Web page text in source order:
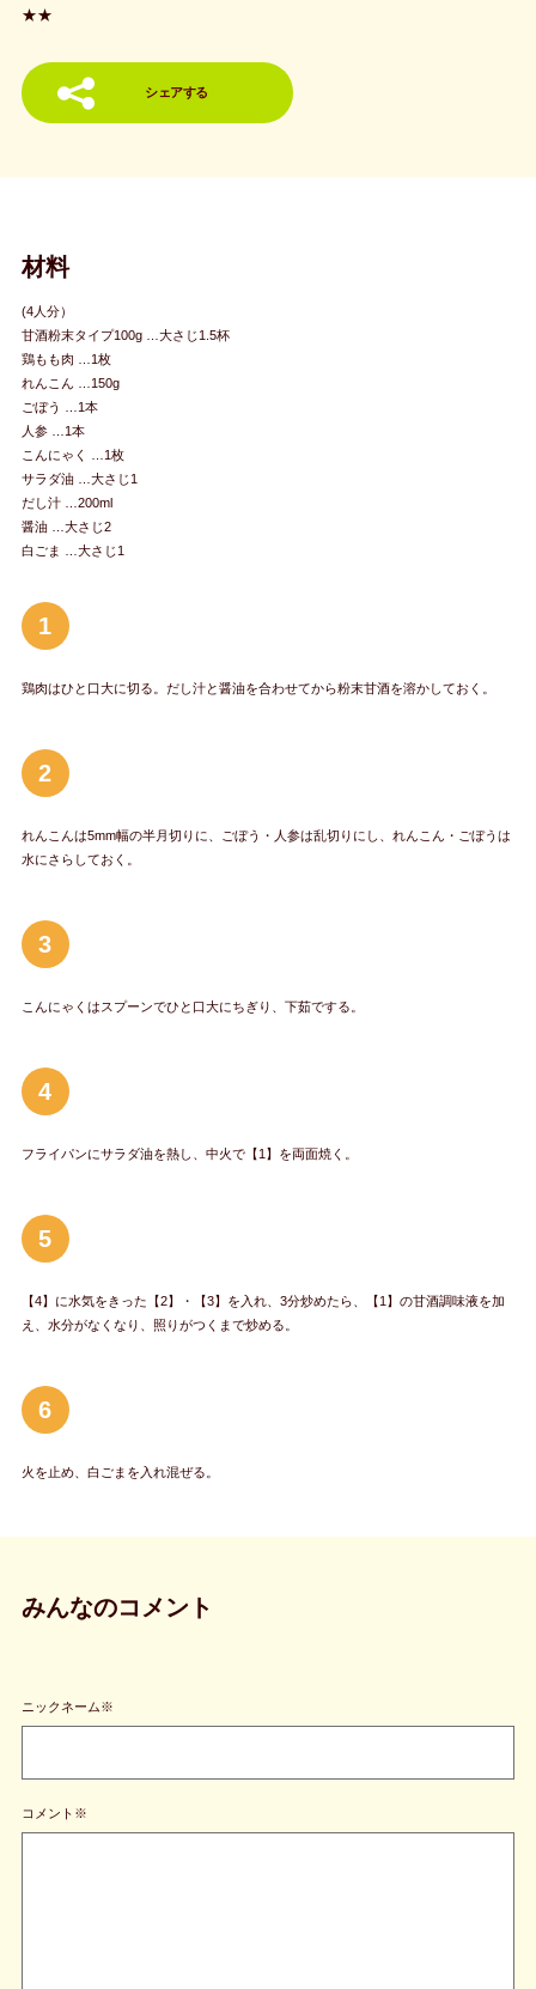
★★
シェアする
材料
(4人分）
甘酒粉末タイプ100g …大さじ1.5杯
鶏もも肉 …1枚
れんこん …150g
ごぼう …1本
人参 …1本
こんにゃく …1枚
サラダ油 …大さじ1
だし汁 …200ml
醤油 …大さじ2
白ごま …大さじ1
1
鶏肉はひと口大に切る。だし汁と醤油を合わせてから粉末甘酒を溶かしておく。
2
れんこんは5mm幅の半月切りに、ごぼう・人参は乱切りにし、れんこん・ごぼうは
水にさらしておく。
3
こんにゃくはスプーンでひと口大にちぎり、下茹でする。
4
フライパンにサラダ油を熱し、中火で【1】を両面焼く。
5
【4】に水気をきった【2】・【3】を入れ、3分炒めたら、【1】の甘酒調味液を加
え、水分がなくなり、照りがつくまで炒める。
6
火を止め、白ごまを入れ混ぜる。
みんなのコメント
ニックネーム※
コメント※